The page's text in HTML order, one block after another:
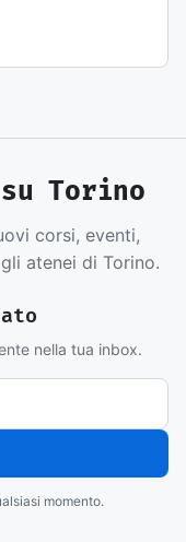
Torino
corsi, eventi,
atenei di Torino.
nella tua inbox.
momento.